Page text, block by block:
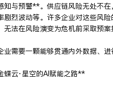
与预警**。供应链风险无处不
剧烈波动等。许多企业对这些风
法在风险演变为危机前采取预案
需要一颗能够贯通内外数据、
蝶云·星空的AI赋能之路**